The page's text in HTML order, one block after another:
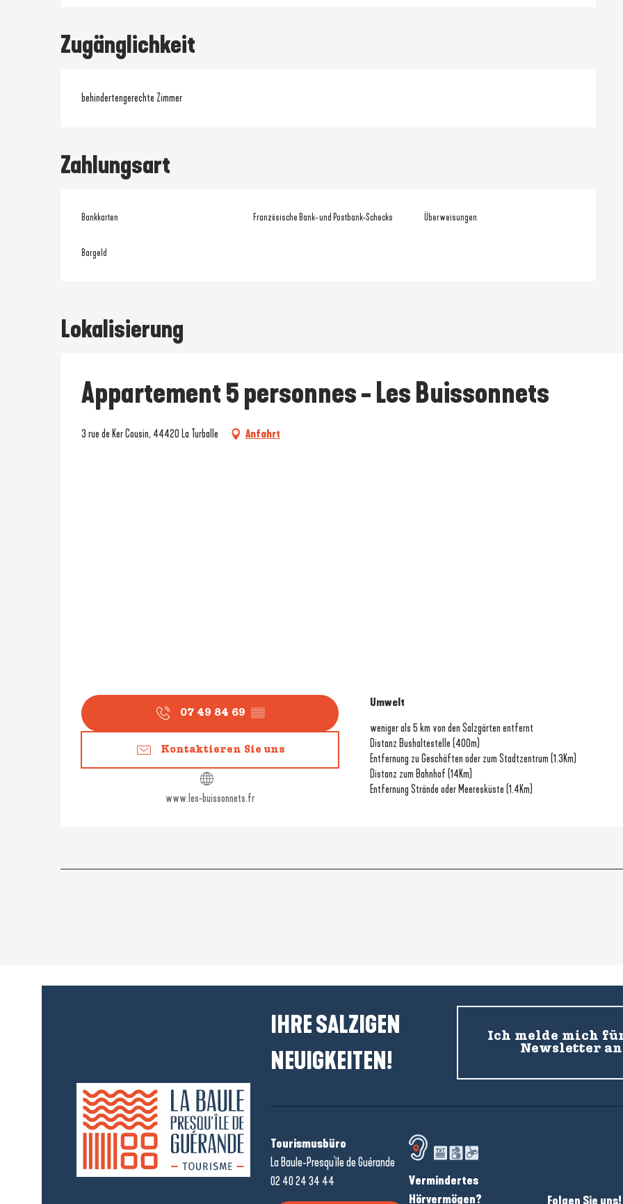
Zugänglichkeit
behindertengerechte Zimmer
Zahlungsart
Bankkarten Französische Bank- und Postbank-Schecks Überweisungen
Bargeld
Lokalisierung
Appartement 5 personnes - Les Buissonnets
3 rue de Ker Cousin, 44420 La Turballe Anfahrt
07 49 84 69 ▒▒
Kontaktieren Sie uns
www.les-buissonnets.fr
Umwelt
Umwelt
weniger als 5 km von den Salzgärten entfernt
Distanz Bushaltestelle (400m)
Entfernung zu Geschäften oder zum Stadtzentrum (1.3Km)
Distanz zum Bahnhof (14Km)
Entfernung Strände oder Meeresküste (1.4Km)
IHRE SALZIGEN
NEUIGKEITEN!
Ich melde mich
Newsletter an
Tourismusbüro
La Baule-Presqu'île de Guérande
02 40 24 34 44
Vermindertes
Hörvermögen?
Folgen Sie uns!